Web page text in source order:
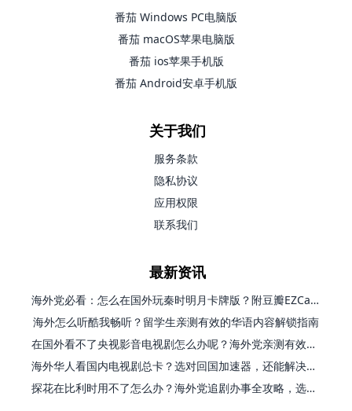
番茄 Windows PC电脑版
番茄 macOS苹果电脑版
番茄 ios苹果手机版
番茄 Android安卓手机版
关于我们
服务条款
隐私协议
应用权限
联系我们
最新资讯
海外党必看：怎么在国外玩秦时明月卡牌版？附豆瓣EZCast地区限制破解法
海外怎么听酷我畅听？留学生亲测有效的华语内容解锁指南
在国外看不了央视影音电视剧怎么办呢？海外党亲测有效的回国加速方案
海外华人看国内电视剧总卡？选对回国加速器，还能解决菲律宾打不开反诈中心的问题
探花在比利时用不了怎么办？海外党追剧办事全攻略，选对加速器就够了